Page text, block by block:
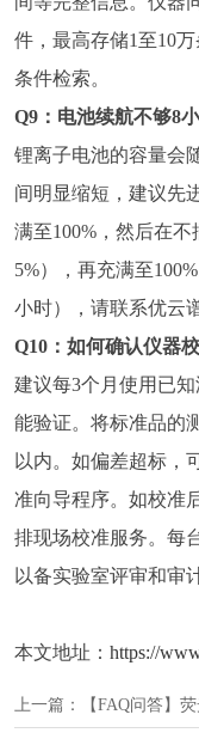
件，最高存储1至10
条件检索。
Q9：电池续航不够8
锂离子电池的容量会
间明显缩短，建议先
满至100%，然后在
5%），再充满至
小时），请联系优云
Q10：如何确认仪器
建议每3个月使用已
能验证。将标准品的
以内。如偏差超标，
准向导程序。如校准
排现场校准服务。每
以备实验室评审和审
本文地址： https://
上一篇： 【FAQ问答】荧